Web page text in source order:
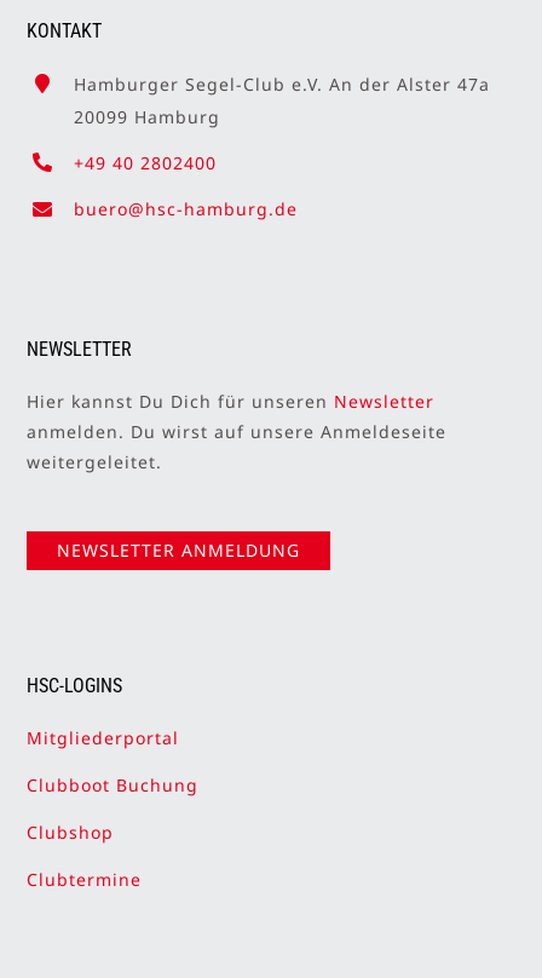
KONTAKT
Hamburger Segel-Club e.V. An der Alster 47a
20099 Hamburg
+49 40 2802400
buero@hsc-hamburg.de
NEWSLETTER
Hier kannst Du Dich für unseren Newsletter
anmelden. Du wirst auf unsere Anmeldeseite
weitergeleitet.
NEWSLETTER ANMELDUNG
HSC-LOGINS
Mitgliederportal
Clubboot Buchung
Clubshop
Clubtermine